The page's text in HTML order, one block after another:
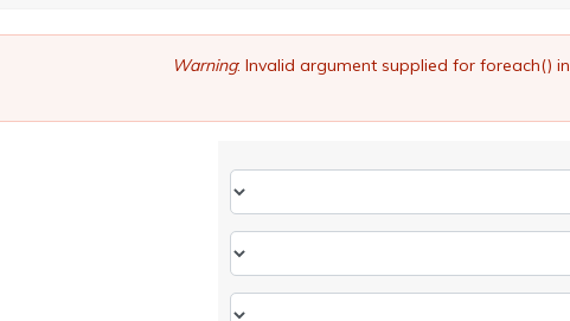
التنقل
Warning: Invalid argument supplied for foreach() in